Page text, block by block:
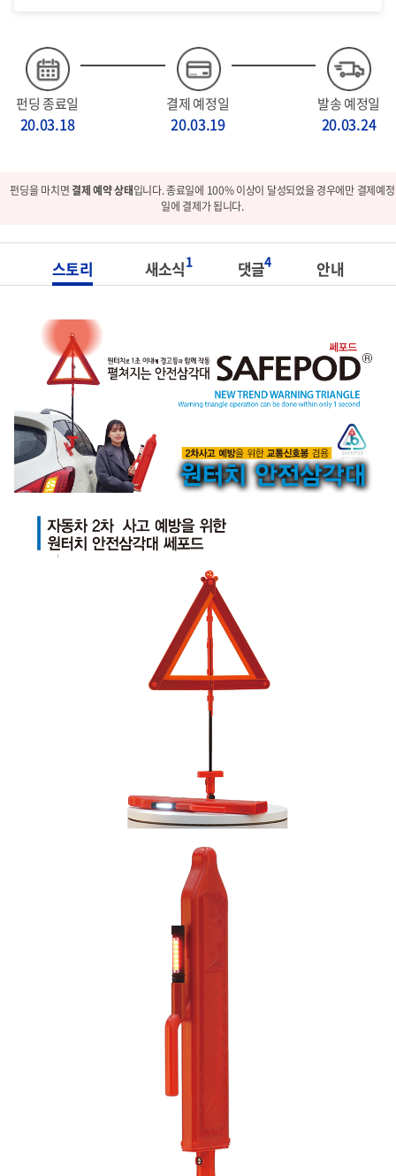
펀딩 종료일
20.03.18
결제 예정일
20.03.19
발송 예정일
20.03.24
펀딩을 마치면결제 예약 상태입니다. 종료일에 100% 이상이 달성되었을 경우에만 결제예정
일에 결제가 됩니다.
스토리 새소식1 댓글4 안내